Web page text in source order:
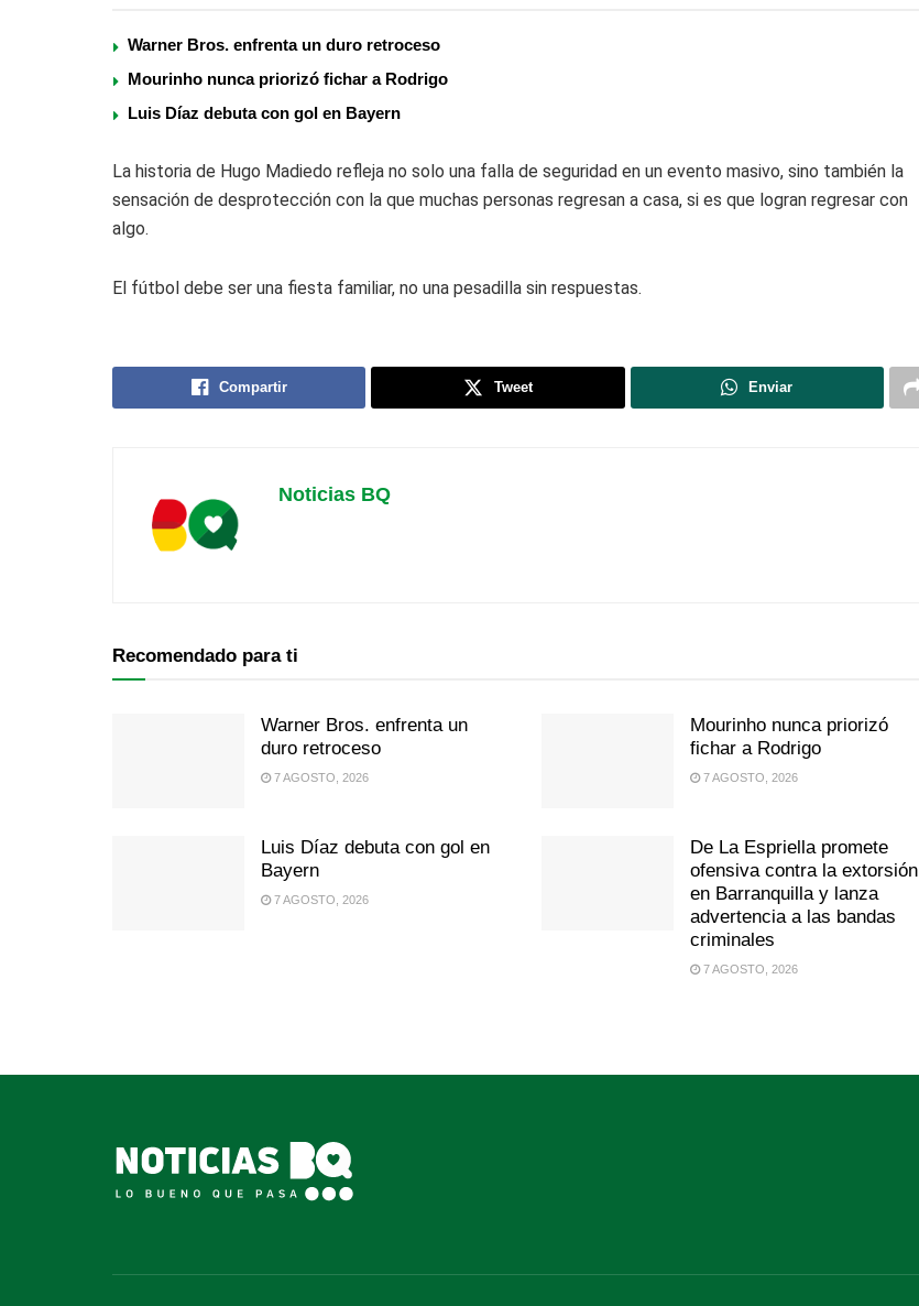
Warner Bros. enfrenta un duro retroceso
Mourinho nunca priorizó fichar a Rodrigo
Luis Díaz debuta con gol en Bayern
La historia de Hugo Madiedo refleja no solo una falla de seguridad en un evento masivo, sino también la
sensación de desprotección con la que muchas personas regresan a casa, si es que logran regresar con
algo.
El fútbol debe ser una fiesta familiar, no una pesadilla sin respuestas.
Compartir Tweet Enviar
Noticias BQ
Recomendado para ti
Warner Bros. enfrenta un
duro retroceso
7 AGOSTO, 2026
Mourinho nunca priorizó
fichar a Rodrigo
7 AGOSTO, 2026
Luis Díaz debuta con gol en
Bayern
7 AGOSTO, 2026
De La Espriella promete
ofensiva contra la extorsión
en Barranquilla y lanza
advertencia a las bandas
criminales
7 AGOSTO, 2026